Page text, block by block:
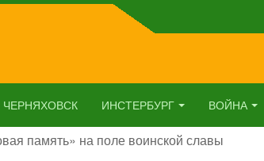
ЧЕРНЯХОВСК ИНСТЕРБУРГ ВОЙНА
память» на поле воинской славы